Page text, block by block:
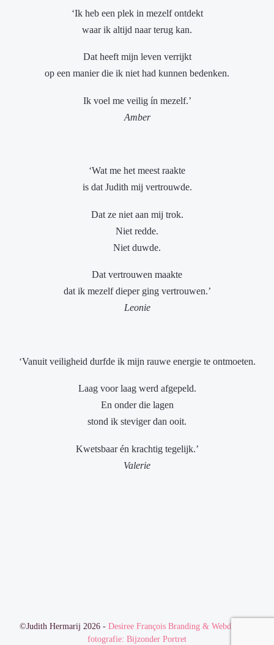
‘Ik heb een plek in mezelf ontdekt
waar ik altijd naar terug kan.
Dat heeft mijn leven verrijkt
op een manier die ik niet had kunnen bedenken.
Ik voel me veilig ín mezelf.’
Amber
‘Wat me het meest raakte
is dat Judith mij vertrouwde.
Dat ze niet aan mij trok.
Niet redde.
Niet duwde.
Dat vertrouwen maakte
dat ik mezelf dieper ging vertrouwen.’
Leonie
‘Vanuit veiligheid durfde ik mijn rauwe energie te ontmoeten.
Laag voor laag werd afgepeld.
En onder die lagen
stond ik steviger dan ooit.
Kwetsbaar én krachtig tegelijk.’
Valerie
©Judith Hermarij 2026 - Desiree François Branding & Webdesign
fotografie: Bijzonder Portret